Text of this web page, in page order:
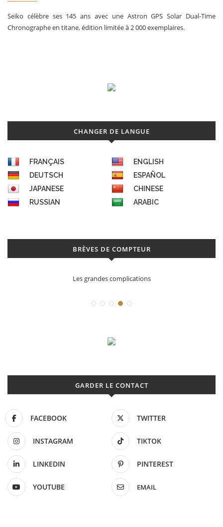
Seiko célèbre ses 145 ans avec une Astron GPS Solar Dual-Time
Chronographe en titane, édition limitée à 2 000 exemplaires.
CHANGER DE LANGUE
FRANÇAIS
ENGLISH
DEUTSCH
ESPAÑOL
JAPANESE
CHINESE
RUSSIAN
ARABIC
BRÈVES DE COMPTEUR
Les grandes complications
GARDER LE CONTACT
FACEBOOK TWITTER
INSTAGRAM TIKTOK
LINKEDIN PINTEREST
YOUTUBE EMAIL